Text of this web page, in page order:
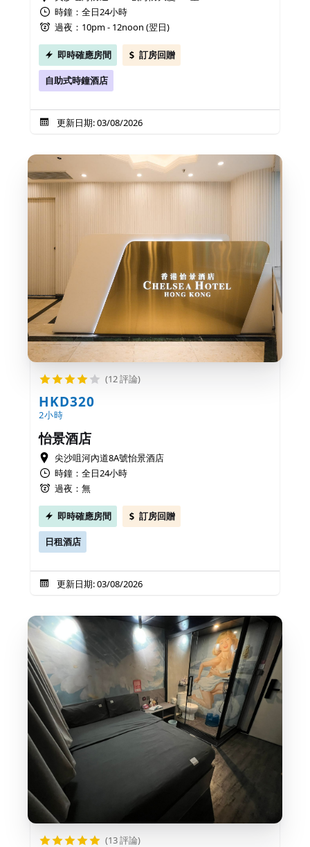
時鐘：全日24小時
過夜：10pm - 12noon (翌日)
即時確應房間 訂房回贈
自助式時鐘酒店
更新日期: 03/08/2026
(12 評論)
HKD320
2小時
怡景酒店
尖沙咀河內道8A號怡景酒店
時鐘：全日24小時
過夜：無
即時確應房間 訂房回贈
日租酒店
更新日期: 03/08/2026
(13 評論)